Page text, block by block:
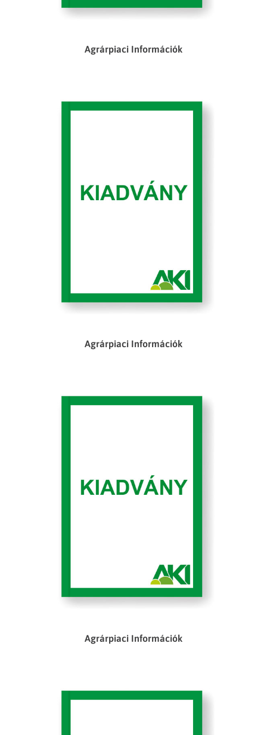
Agrárpiaci Információk
Agrárpiaci Információk
Agrárpiaci Információk